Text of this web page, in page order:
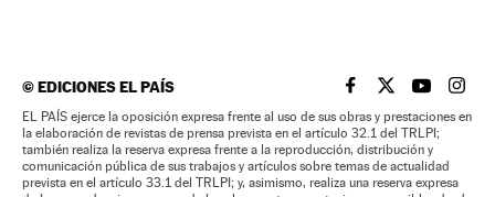
©EDICIONES EL PAÍS EL PAÍS BRASIL EN
EL PAÍSEL PAÍS
EL
EL PAÍS ejerce la oposición expresa frente al uso de sus obras y prestaciones en
la elaboración de revistas de prensa prevista en el artículo 32.1 del TRLPI;
también realiza la reserva expresa frente a la reproducción, distribución y
comunicación pública de sus trabajos y artículos sobre temas de actualidad
prevista en el artículo 33.1 del TRLPI; y, asimismo, realiza una reserva expresa